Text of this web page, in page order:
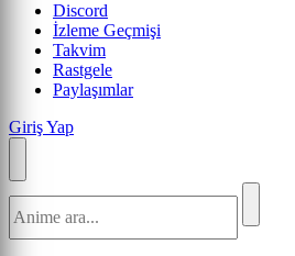
Discord
İzleme Geçmişi
Takvim
Rastgele
Paylaşımlar
Giriş Yap